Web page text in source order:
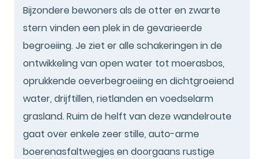
Bijzondere bewoners als de otter en zwarte
stern vinden een plek in de gevarieerde
begroeiing. Je ziet er alle schakeringen in de
ontwikkeling van open water tot moerasbos,
oprukkende oeverbegroeiing en dichtgroeiend
water, drijftillen, rietlanden en voedselarm
grasland. Ruim de helft van deze wandelroute
gaat over enkele zeer stille, auto-arme
boerenasfaltwegjes en doorgaans rustige